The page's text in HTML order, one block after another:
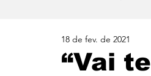
Educação
“Vai
18 de fev. de 2021